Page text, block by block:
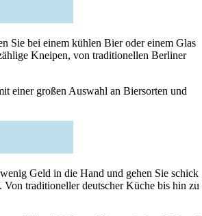
Sie bei einem kühlen Bier oder einem Glas
Kneipen, von traditionellen Berliner
einer großen Auswahl an Biersorten und
Geld in die Hand und gehen Sie schick
Von traditioneller deutscher Küche bis hin zu